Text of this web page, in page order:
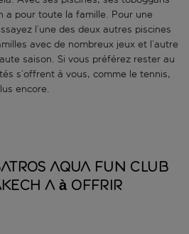
a pour toute la famille. Pour une
l’une des deux autres piscines
avec de nombreux jeux et l’autre
saison. Si vous préférez rester au
s’offrent à vous, comme le tennis,
encore.
Aqua Fun Club
a à offrir